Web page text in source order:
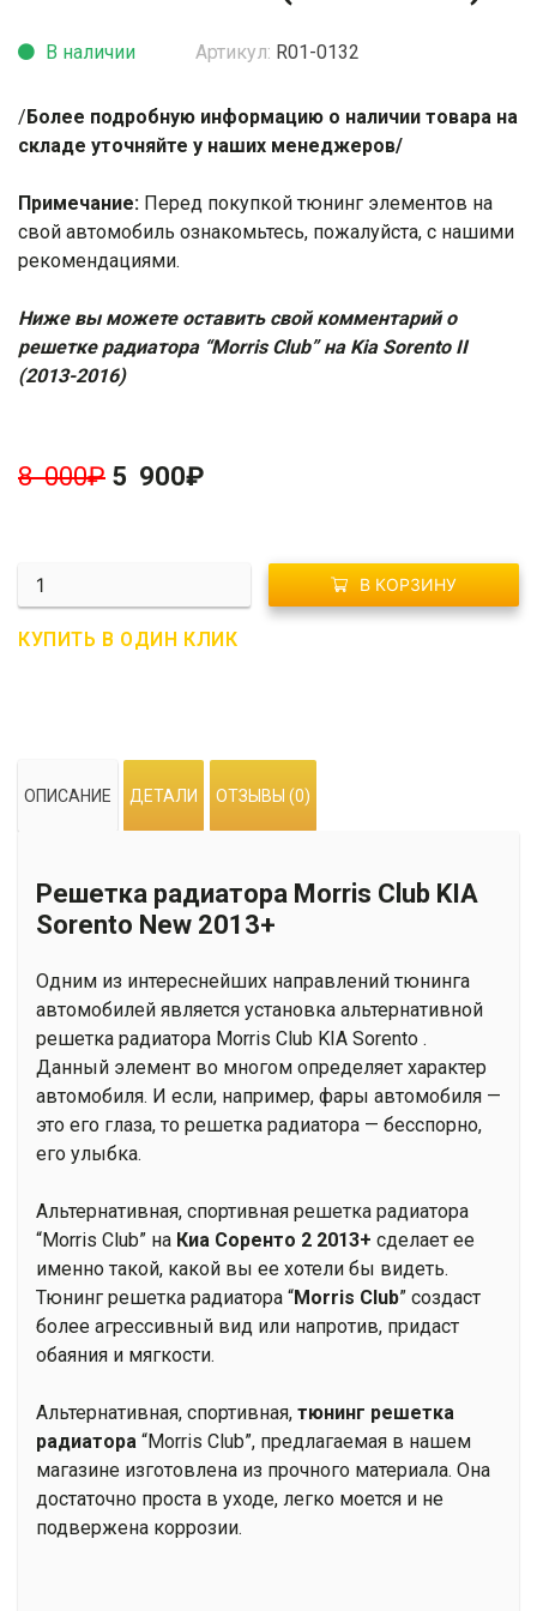
Артикул: R01-0132
В наличии
/Более подробную информацию о наличии товара на
складе уточняйте у наших менеджеров/
Примечание: Перед покупкой тюнинг элементов на
свой автомобиль ознакомьтесь, пожалуйста, с нашими
рекомендациями.
Ниже вы можете оставить свой комментарий о
решетке радиатора “Morris Club” на Kia Sorento II
(2013-2016)
8 000₽ 5 900₽
Количество
R01-
0132
Sorento
2016)
В КОРЗИНУ
КУПИТЬ В ОДИН КЛИК
ОПИСАНИЕ ДЕТАЛИ ОТЗЫВЫ (0)
Решетка радиатора Morris Club KIA
Sorento New 2013+
Одним из интереснейших направлений тюнинга
автомобилей является установка альтернативной
решетка радиатора Morris Club KIA Sorento .
Данный элемент во многом определяет характер
автомобиля. И если, например, фары автомобиля —
это его глаза, то решетка радиатора — бесспорно,
его улыбка.
Альтернативная, спортивная решетка радиатора
“Morris Club” на Киа Соренто 2 2013+ сделает ее
именно такой, какой вы ее хотели бы видеть.
Тюнинг решетка радиатора “Morris Club” создаст
более агрессивный вид или напротив, придаст
обаяния и мягкости.
Альтернативная, спортивная, тюнинг решетка
радиатора “Morris Club”, предлагаемая в нашем
магазине изготовлена из прочного материала. Она
достаточно проста в уходе, легко моется и не
подвержена коррозии.